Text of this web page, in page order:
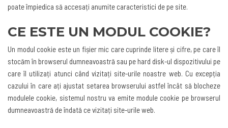
poate împiedica să accesați anumite caracteristici de pe site.
CE ESTE UN MODUL COOKIE?
Un modul cookie este un fișier mic care cuprinde litere și cifre, pe care îl
stocăm în browserul dumneavoastră sau pe hard disk-ul dispozitivului pe
care îl utilizați atunci când vizitați site-urile noastre web. Cu excepția
cazului în care ați ajustat setarea browserului astfel încât să blocheze
modulele cookie, sistemul nostru va emite module cookie pe browserul
dumneavoastră de îndată ce vizitați site-urile web.